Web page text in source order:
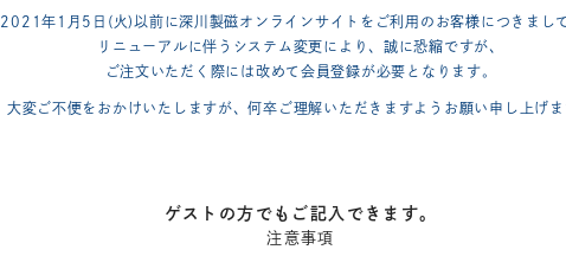
2021年1月5日(火)以前に深川製磁オンラインサイトをご利用のお客様につきまし
リニューアルに伴うシステム変更により、誠に恐縮ですが、
ご注文いただく際には改めて会員登録が必要となります。
大変ご不便をおかけいたしますが、何卒ご理解いただきますようお願い申し上げま
ゲストの方でもご記入できます。
注意事項